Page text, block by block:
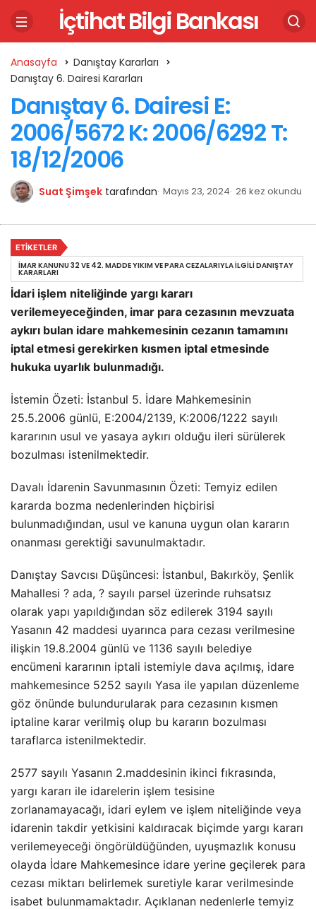
İçtihat Bilgi Bankası
Anasayfa
Danıştay Kararları
Danıştay 6. Dairesi Kararları
Danıştay 6. Dairesi E:
2006/5672 K: 2006/6292 T:
18/12/2006
Suat Şimşek tarafından Mayıs 23, 2024 26 kez okundu
İdari işlem niteliğinde yargı kararı
verilemeyeceğinden, imar para cezasının mevzuata
aykırı bulan idare mahkemesinin cezanın tamamını
iptal etmesi gerekirken kısmen iptal etmesinde
hukuka uyarlık bulunmadığı.
İstemin Özeti: İstanbul 5. İdare Mahkemesinin
25.5.2006 günlü, E:2004/2139, K:2006/1222 sayılı
kararının usul ve yasaya aykırı olduğu ileri sürülerek
bozulması istenilmektedir.
Davalı İdarenin Savunmasının Özeti: Temyiz edilen
kararda bozma nedenlerinden hiçbirisi
bulunmadığından, usul ve kanuna uygun olan kararın
onanması gerektiği savunulmaktadır.
Danıştay Savcısı Düşüncesi: İstanbul, Bakırköy, Şenlik
Mahallesi ? ada, ? sayılı parsel üzerinde ruhsatsız
olarak yapı yapıldığından söz edilerek 3194 sayılı
Yasanın 42 maddesi uyarınca para cezası verilmesine
ilişkin 19.8.2004 günlü ve 1136 sayılı belediye
encümeni kararının iptali istemiyle dava açılmış, idare
mahkemesince 5252 sayılı Yasa ile yapılan düzenleme
göz önünde bulundurularak para cezasının kısmen
iptaline karar verilmiş olup bu kararın bozulması
taraflarca istenilmektedir.
2577 sayılı Yasanın 2.maddesinin ikinci fıkrasında,
yargı kararı ile idarelerin işlem tesisine
zorlanamayacağı, idari eylem ve işlem niteliğinde veya
idarenin takdir yetkisini kaldıracak biçimde yargı kararı
verilemeyeceği öngörüldüğünden, uyuşmazlık konusu
olayda İdare Mahkemesince idare yerine geçilerek para
cezası miktarı belirlemek suretiyle karar verilmesinde
isabet bulunmamaktadır. Açıklanan nedenlerle temyiz
ETIKETLER
İMAR KANUNU 32 VE 42. MADDE YIKIM VE PARA CEZALARIYLA İLGILI DANIŞTAY
KARARLARI